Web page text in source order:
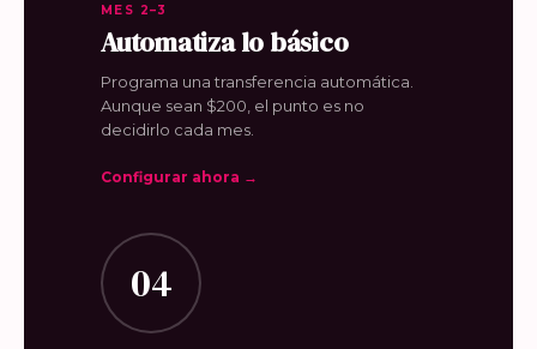
MES 2–3
Automatiza lo básico
Programa una transferencia automática.
Aunque sean $200, el punto es no
decidirlo cada mes.
Configurar ahora →
04